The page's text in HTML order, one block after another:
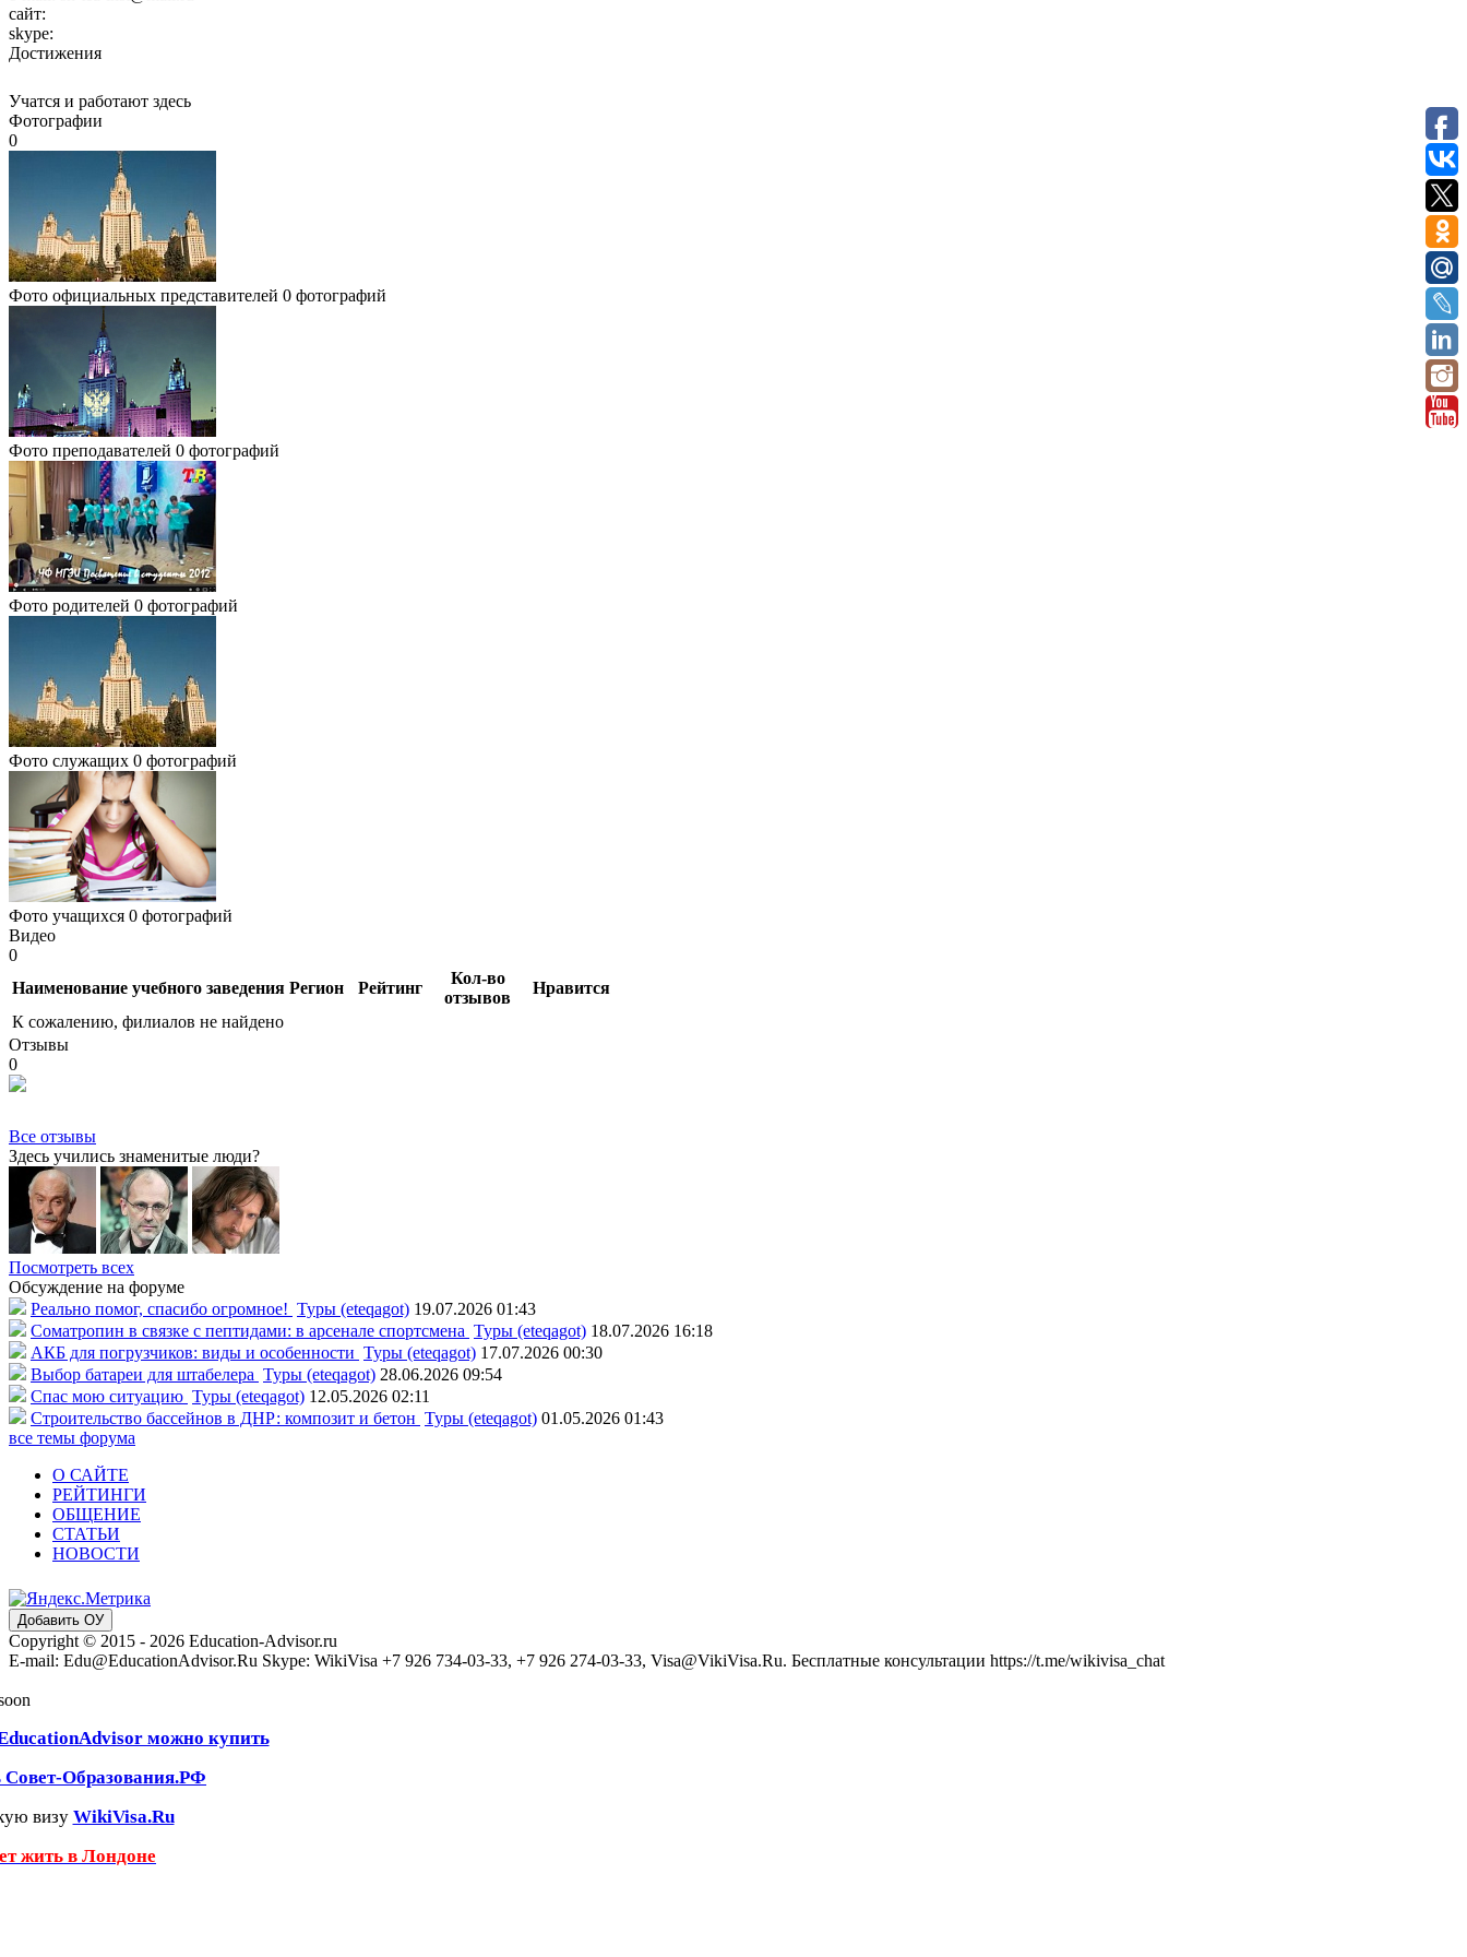
сайт:
skype:
Достижения
Учатся и работают здесь
Фотографии
0
Фото официальных представителей 0 фотографий
Фото преподавателей 0 фотографий
Фото родителей 0 фотографий
Фото служащих 0 фотографий
Фото учащихся 0 фотографий
Видео
0
Наименование учебного заведения Регион Рейтинг
Кол-во
отзывов
Нравится
К сожалению, филиалов не найдено
Отзывы
0
Все отзывы
Здесь учились знаменитые люди?
Посмотреть всех
Обсуждение на форуме
Реально помог, спасибо огромное! Туры (eteqagot) 19.07.2026 01:43
Соматропин в связке с пептидами: в арсенале спортсмена Туры (eteqagot) 18.07.2026 16:18
АКБ для погрузчиков: виды и особенности Туры (eteqagot) 17.07.2026 00:30
Выбор батареи для штабелера Туры (eteqagot) 28.06.2026 09:54
Спас мою ситуацию Туры (eteqagot) 12.05.2026 02:11
Строительство бассейнов в ДНР: композит и бетон Туры (eteqagot) 01.05.2026 01:43
все темы форума
О САЙТЕ
РЕЙТИНГИ
ОБЩЕНИЕ
СТАТЬИ
НОВОСТИ
Добавить ОУ
Copyright © 2015 - 2026 Education-Advisor.ru
E-mail: Edu@EducationAdvisor.Ru Skype: WikiVisa +7 926 734-03-33, +7 926 274-03-33, Visa@VikiVisa.Ru. Бесплатные консультации https://t.me/wikivisa_chat
можно купить
Совет-Образования.РФ
визу WikiVisa.Ru
жить в Лондоне